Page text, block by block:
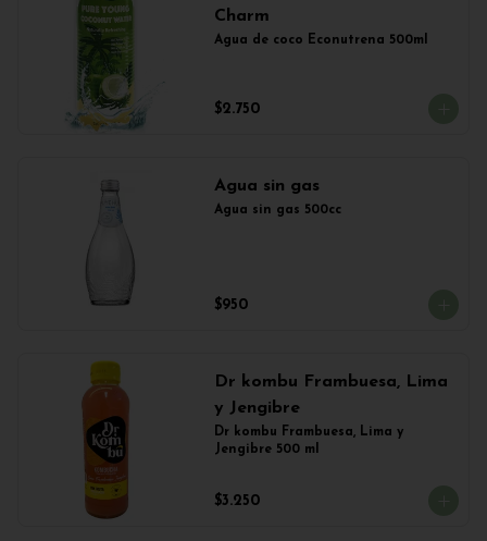
Charm
Agua de coco Econutrena 500ml
$2.750
Agua sin gas
Agua sin gas 500cc
$950
Dr kombu Frambuesa, Lima
y Jengibre
Dr kombu Frambuesa, Lima y
Jengibre 500 ml
$3.250